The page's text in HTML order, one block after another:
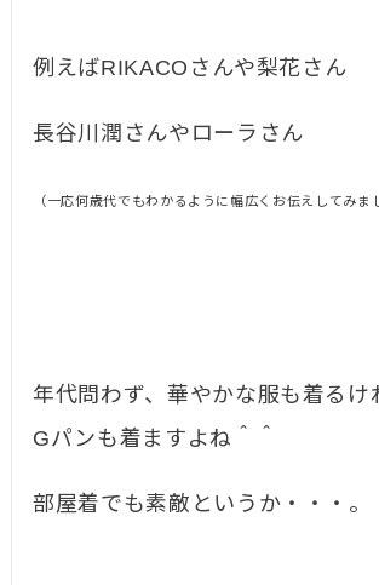
例えばRIKACOさんや梨花さん
長谷川潤さんやローラさん
（一応何歳代でもわかるように幅広くお伝えしてみま
年代問わず、華やかな服も着るけ
Gパンも着ますよね＾＾
部屋着でも素敵というか・・・。